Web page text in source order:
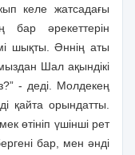
келе жатсадағы
бар әрекеттерiн
шықты. Әннiң аты
Шал ақындiкi
- дедi. Молдекең
қайта орындатты.
өтiнiп үшiншi рет
бар, мен әндi